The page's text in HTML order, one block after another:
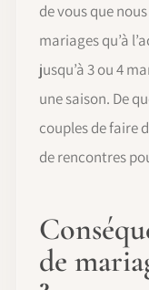
de vous que
mariages qu’à
jusqu’à 3 ou 4
une saison. De
couples de faire
de rencontres
de